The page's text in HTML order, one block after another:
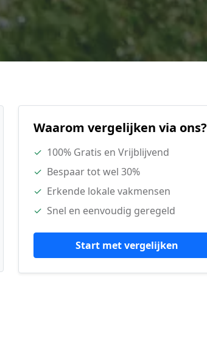
Waarom vergelijken via ons?
✓ 100% Gratis en Vrijblijvend
✓ Bespaar tot wel 30%
✓ Erkende lokale vakmensen
✓ Snel en eenvoudig geregeld
Start met vergelijken